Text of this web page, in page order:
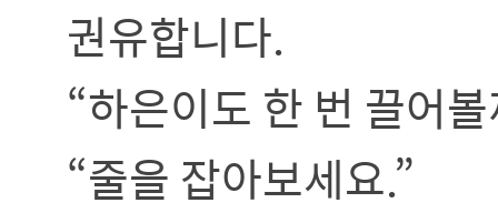
권유합니다.
“하은이도 한 번 끌어
“줄을 잡아보세요.”